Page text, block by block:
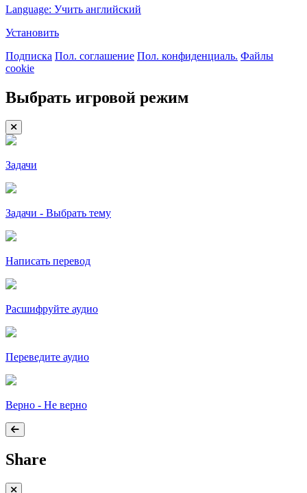
Language: Учить английский
Установить
Подписка Пол. соглашение Пол. конфиденциаль. Файлы
cookie
Выбрать игровой режим
Задачи
Задачи - Выбрать тему
Написать перевод
Расшифруйте аудио
Переведите аудио
Верно - Не верно
Share